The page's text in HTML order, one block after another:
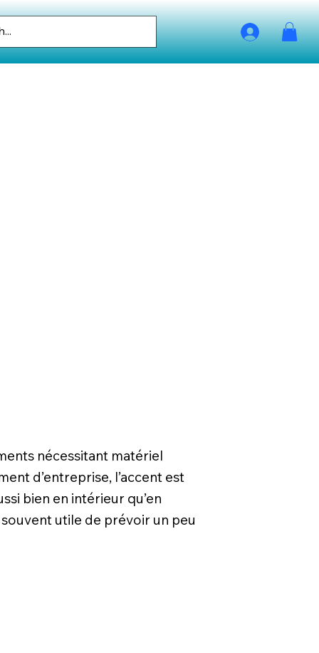
nécessitant matériel
d’entreprise, l’accent est
bien en intérieur qu’en
utile de prévoir un peu